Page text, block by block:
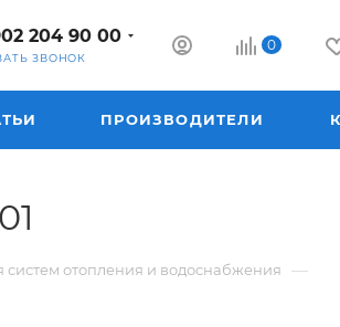
204 90 00
ЗВОНОК
0
ПРОИЗВОДИТЕЛИ
систем отопления и водоснабжения —